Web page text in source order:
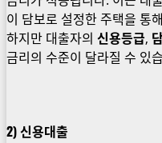
이 담보로 설정한 주택을 통
하지만 대출자의 신용등급,
금리의 수준이 달라질 수 있
2)신용대출